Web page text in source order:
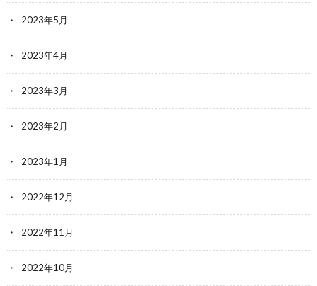
2023年5月
2023年4月
2023年3月
2023年2月
2023年1月
2022年12月
2022年11月
2022年10月